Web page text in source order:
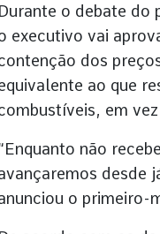
Durante o debate do
executivo vai
dos
ao que
em
não
desde
o primeiro-